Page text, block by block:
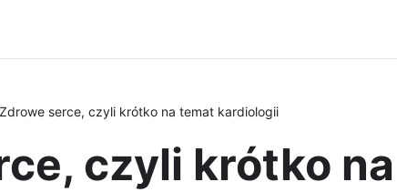
Zdrowe serce, czyli krótko na temat kardiologii
czyli krótko